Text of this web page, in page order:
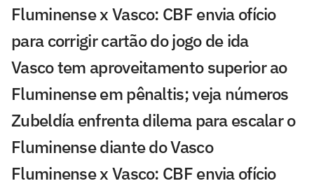
Fluminense x Vasco: CBF envia ofício
para corrigir cartão do jogo de ida
Vasco tem aproveitamento superior ao
Fluminense em pênaltis; veja números
Zubeldía enfrenta dilema para escalar o
Fluminense diante do Vasco
Fluminense x Vasco: CBF envia ofício